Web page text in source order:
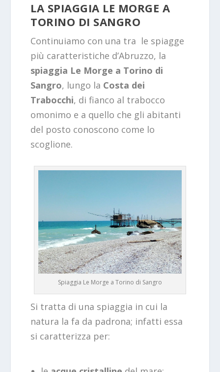
LA SPIAGGIA LE MORGE A
TORINO DI SANGRO
Continuiamo con una tra le spiagge
più caratteristiche d’Abruzzo, la
spiaggia Le Morge a Torino di
Sangro, lungo la Costa dei
Trabocchi, di fianco al trabocco
omonimo e a quello che gli abitanti
del posto conoscono come lo
scoglione.
Spiaggia Le Morge a Torino di Sangro
Si tratta di una spiaggia in cui la
natura la fa da padrona; infatti essa
si caratterizza per: